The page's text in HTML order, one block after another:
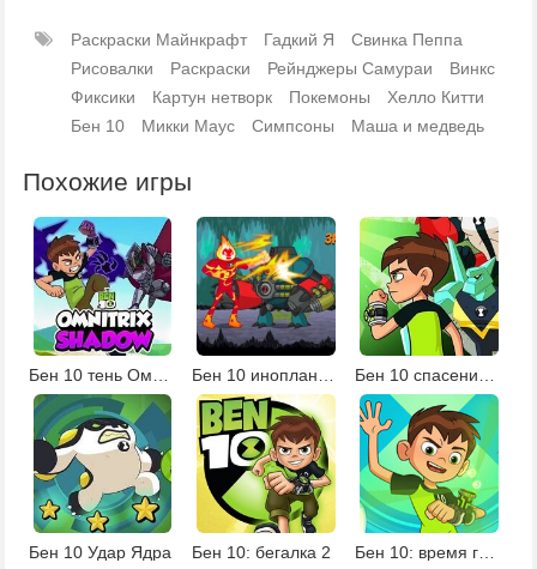
Раскраски Майнкрафт Гадкий Я
Свинка Пеппа
Рисовалки
Раскраски Рейнджеры Самураи
Винкс
Фиксики
Картун нетворк Покемоны
Хелло Китти
Бен 10
Микки Маус Симпсоны Маша и медведь
Похожие игры
Бен 10 Удар Ядра Бен 10: бегалка 2 Бен 10: время героев